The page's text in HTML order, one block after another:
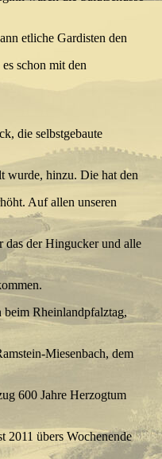
etliche Gardisten den
schon mit den
die selbstgebaute
wurde, hinzu. Die hat den
Auf allen unseren
das der Hingucker und alle
beim Rheinlandpfalztag,
Miesenbach, dem
600 Jahre Herzogtum
2011 übers Wochenende